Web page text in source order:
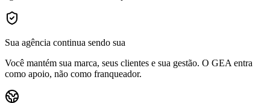
Sua agência continua sendo sua
Você mantém sua marca, seus clientes e sua gestão. O GEA entra
como apoio, não como franqueador.